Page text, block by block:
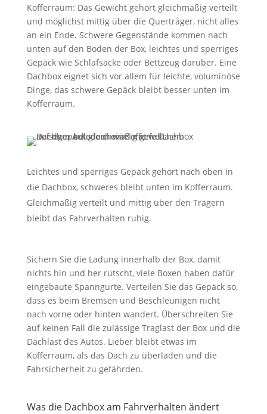
Kofferraum: Das Gewicht gehört gleichmäßig verteilt
und möglichst mittig über die Querträger, nicht alles
an ein Ende. Schwere Gegenstände kommen nach
unten auf den Boden der Box, leichtes und sperriges
Gepäck wie Schlafsäcke oder Bettzeug darüber. Eine
Dachbox eignet sich vor allem für leichte, voluminöse
Dinge, das schwere Gepäck bleibt besser unten im
Kofferraum.
Leichtes und sperriges Gepäck gehört nach oben in
die Dachbox, schweres bleibt unten im Kofferraum.
Gleichmäßig verteilt und mittig über den Trägern
bleibt das Fahrverhalten ruhig.
Sichern Sie die Ladung innerhalb der Box, damit
nichts hin und her rutscht, viele Boxen haben dafür
eingebaute Spanngurte. Verteilen Sie das Gepäck so,
dass es beim Bremsen und Beschleunigen nicht
nach vorne oder hinten wandert. Überschreiten Sie
auf keinen Fall die zulässige Traglast der Box und die
Dachlast des Autos. Lieber bleibt etwas im
Kofferraum, als das Dach zu überladen und die
Fahrsicherheit zu gefährden.
Was die Dachbox am Fahrverhalten ändert